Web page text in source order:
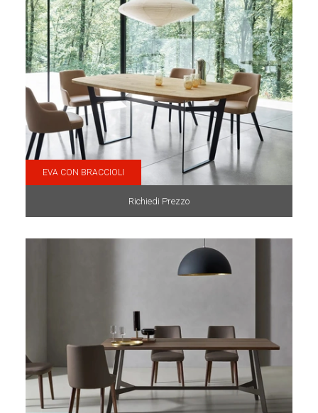
EVA CON BRACCIOLI
Richiedi Prezzo